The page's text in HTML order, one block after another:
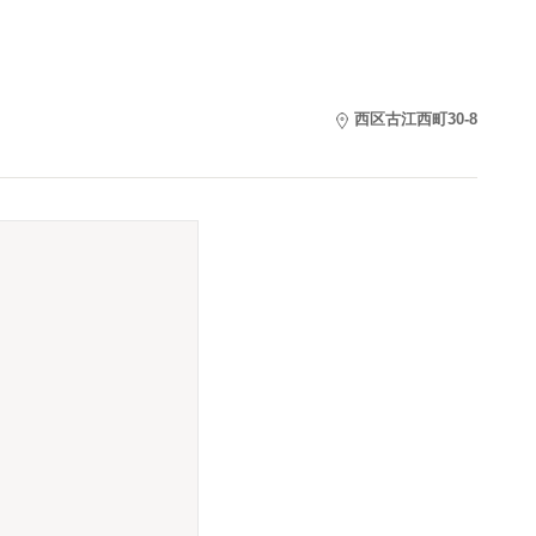
西区古江西町30-8